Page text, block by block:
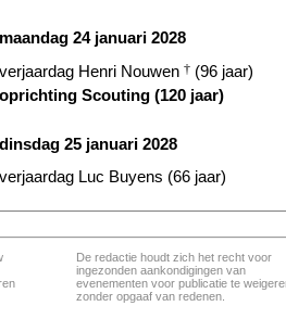
maandag 24 januari 2028
verjaardag Henri Nouwen † (96 jaar)
oprichting Scouting (120 jaar)
dinsdag 25 januari 2028
verjaardag Luc Buyens (66 jaar)
De redactie houdt zich het recht voor
ingezonden aankondigingen van
evenementen voor publicatie te
zonder opgaaf van redenen.